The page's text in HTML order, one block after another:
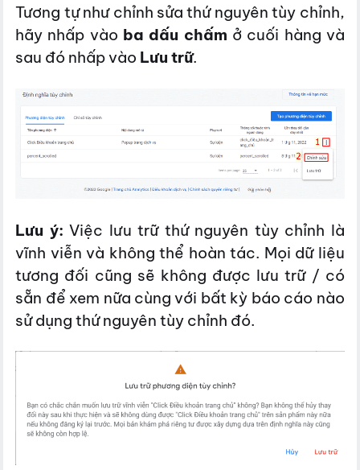
Tương tự như chỉnh sửa thứ nguyên tùy chỉnh,
hãy nhấp vào ba dấu chấm ở cuối hàng và
sau đó nhấp vào Lưu trữ.
Lưu ý:Việc lưu trữ thứ nguyên tùy chỉnh là
vĩnh viễn và không thể hoàn tác. Mọi dữ liệu
tương đối cũng sẽ không được lưu trữ / có
sẵn để xem nữa cùng với bất kỳ báo cáo nào
sử dụng thứ nguyên tùy chỉnh đó.